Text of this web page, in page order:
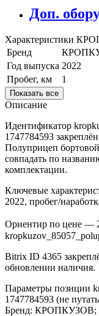
Доп.
Характеристики
Бренд
Год выпуска 2022
Пробег, км
1
Показать все
Описание
Идентификатор
1747784593
Полуприцеп
совпадать по
комплектации.
Ключевые
2022, пробег/
Ориентир по цене —
Bitrix ID 4365
обновлении наличия.
Параметры позиции
1747784593 (не
Бренд: КРОПКУЗОВ;